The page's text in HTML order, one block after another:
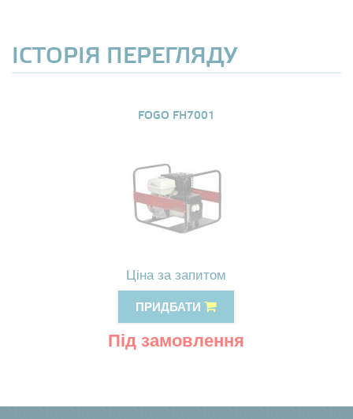
ІСТОРІЯ ПЕРЕГЛЯДУ
FOGO FH7001
Ціна за запитом
ПРИДБАТИ
Під замовлення